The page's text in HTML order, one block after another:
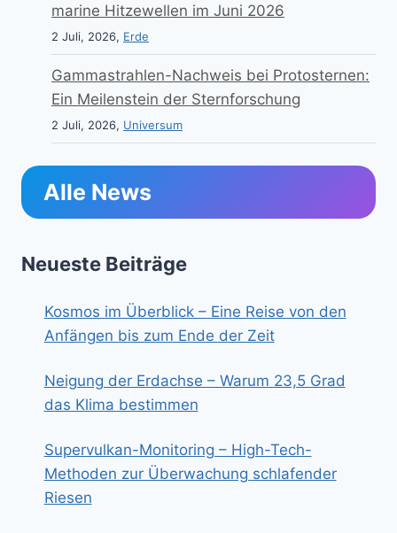
marine Hitzewellen im Juni 2026
2 Juli, 2026, Erde
Gammastrahlen-Nachweis bei Protosternen:
Ein Meilenstein der Sternforschung
2 Juli, 2026, Universum
Alle News
Neueste Beiträge
Kosmos im Überblick – Eine Reise von den
Anfängen bis zum Ende der Zeit
Neigung der Erdachse – Warum 23,5 Grad
das Klima bestimmen
Supervulkan-Monitoring – High-Tech-
Methoden zur Überwachung schlafender
Riesen